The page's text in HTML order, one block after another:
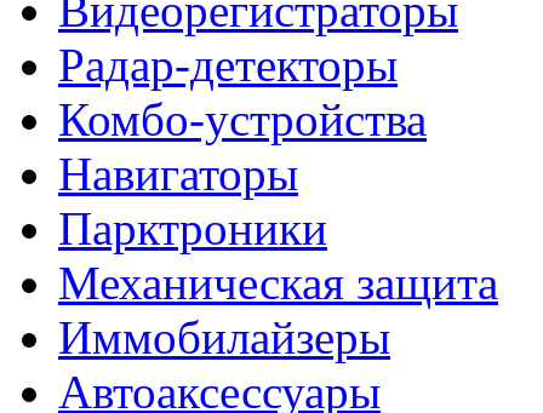
Радар-детекторы
Комбо-устройства
Навигаторы
Парктроники
Механическая защита
Иммобилайзеры
Автоаксессуары